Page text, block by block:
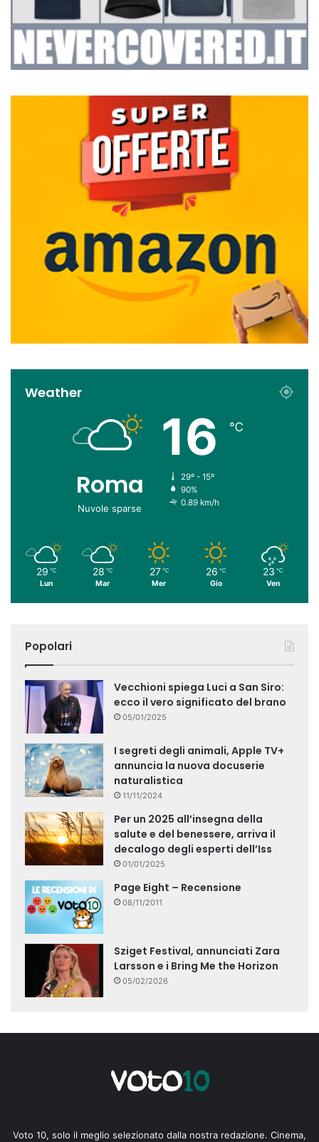
Weather
Roma
Nuvole sparse
16 ℃
29º - 15º
90%
0.89 km/h
29 ℃
Lun
28 ℃
Mar
27 ℃
Mer
26 ℃
Gio
23 ℃
Ven
Popolari
Vecchioni spiega Luci a San Siro:
ecco il vero significato del brano
05/01/2025
I segreti degli animali, Apple TV+
annuncia la nuova docuserie
naturalistica
11/11/2024
Per un 2025 all’insegna della
salute e del benessere, arriva il
decalogo degli esperti dell’Iss
01/01/2025
Page Eight – Recensione
08/11/2011
Sziget Festival, annunciati Zara
Larsson e i Bring Me the Horizon
05/02/2026
Voto 10, solo il meglio selezionato dalla nostra redazione. Cinema,